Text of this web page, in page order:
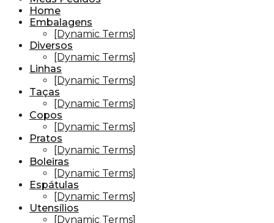
Home
Embalagens
[Dynamic Terms]
Diversos
[Dynamic Terms]
Linhas
[Dynamic Terms]
Taças
[Dynamic Terms]
Copos
[Dynamic Terms]
Pratos
[Dynamic Terms]
Boleiras
[Dynamic Terms]
Espátulas
[Dynamic Terms]
Utensílios
[Dynamic Terms]